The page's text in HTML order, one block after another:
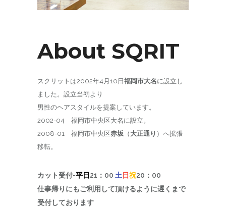
About SQRIT
スクリットは2002年4月10日 福岡市大名に設立し
ました。設立当初より
男性のヘアスタイルを提案しています。
2002-04 福岡市中央区大名に設立。
2008-01 福岡市中央区赤坂 （ 大正通り ）へ拡張
移転。
カット受付-平日 21：00 土 日祝20：00
仕事帰りにもご利用して頂けるように遅くまで
受付しております